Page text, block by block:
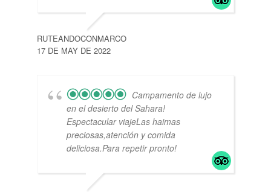
RUTEANDOCONMARCO
17 DE MAY DE 2022
Campamento de lujo
en el desierto del Sahara!
Espectacular viajeLas haimas
preciosas,atención y comida
deliciosa.Para repetir pronto!